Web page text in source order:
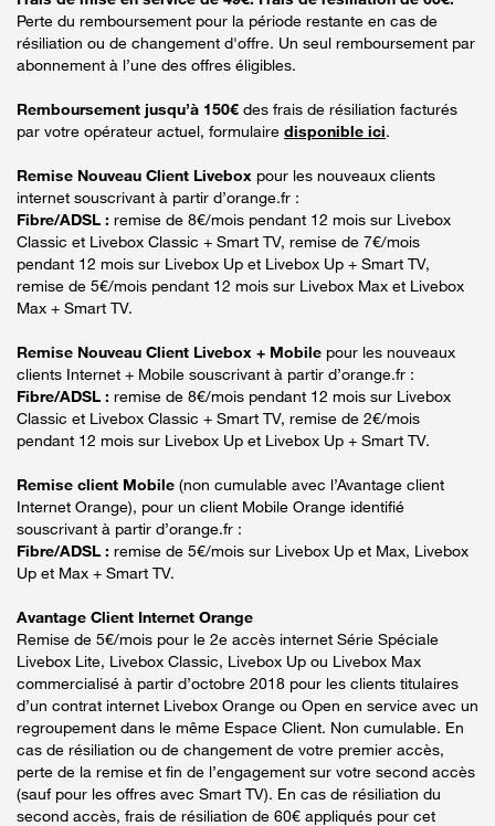
Perte du remboursement pour la période restante en cas de
résiliation ou de changement d'offre. Un seul remboursement par
abonnement à l’une des offres éligibles.
Remboursement jusqu’à 150€ des frais de résiliation facturés
par votre opérateur actuel, formulaire disponible ici.
Remise Nouveau Client Livebox pour les nouveaux clients
internet souscrivant à partir d’orange.fr :
Fibre/ADSL : remise de 8€/mois pendant 12 mois sur Livebox
Classic et Livebox Classic + Smart TV, remise de 7€/mois
pendant 12 mois sur Livebox Up et Livebox Up + Smart TV,
remise de 5€/mois pendant 12 mois sur Livebox Max et Livebox
Max + Smart TV.
Remise Nouveau Client Livebox + Mobile pour les nouveaux
clients Internet + Mobile souscrivant à partir d’orange.fr :
Fibre/ADSL : remise de 8€/mois pendant 12 mois sur Livebox
Classic et Livebox Classic + Smart TV, remise de 2€/mois
pendant 12 mois sur Livebox Up et Livebox Up + Smart TV.
Remise client Mobile (non cumulable avec l’Avantage client
Internet Orange), pour un client Mobile Orange identifié
souscrivant à partir d’orange.fr :
Fibre/ADSL : remise de 5€/mois sur Livebox Up et Max, Livebox
Up et Max + Smart TV.
Avantage Client Internet Orange
Remise de 5€/mois pour le 2e accès internet Série Spéciale
Livebox Lite, Livebox Classic, Livebox Up ou Livebox Max
commercialisé à partir d’octobre 2018 pour les clients titulaires
d’un contrat internet Livebox Orange ou Open en service avec un
regroupement dans le même Espace Client. Non cumulable. En
cas de résiliation ou de changement de votre premier accès,
perte de la remise et fin de l’engagement sur votre second accès
(sauf pour les offres avec Smart TV). En cas de résiliation du
second accès, frais de résiliation de 60€ appliqués pour cet